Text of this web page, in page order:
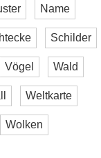
Name
Schilder
Vögel Wald
Weltkarte
Wolken